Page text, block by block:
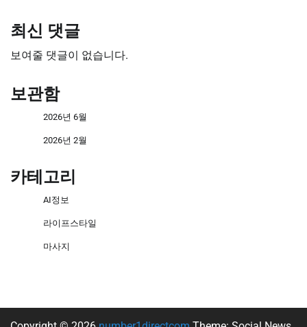
최신 댓글
보여줄 댓글이 없습니다.
보관함
2026년 6월
2026년 2월
카테고리
AI정보
라이프스타일
마사지